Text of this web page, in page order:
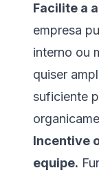
Facilite a
empresa
interno ou
quiser
suficiente
Incentive
equipe.